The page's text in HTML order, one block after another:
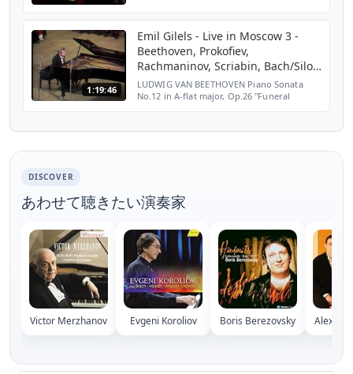
1:19:46
Emil Gilels - Live in Moscow 3 -
Beethoven, Prokofiev,
Rachmaninov, Scriabin, Bach/Siloti
- 1977
LUDWIG VAN BEETHOVEN Piano Sonata
No.12 in A-flat major, Op.26 "Funeral
andante, marcia ...
DISCOVER
あわせて聴きたい演奏家
Victor Merzhanov Evgeni Koroliov Boris Berezovsky